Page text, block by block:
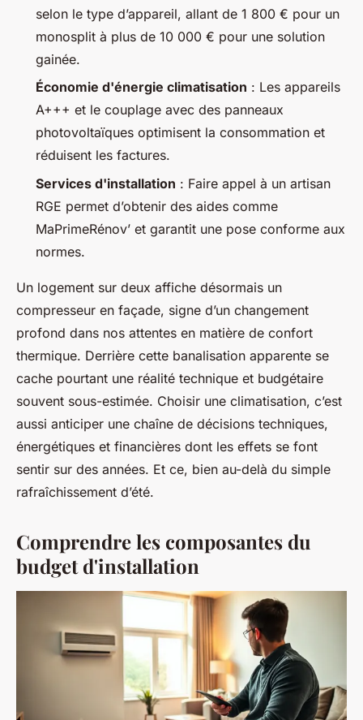
selon le type d’appareil, allant de 1 800 € pour un
monosplit à plus de 10 000 € pour une solution
gainée.
Économie d'énergie climatisation : Les appareils
A+++ et le couplage avec des panneaux
photovoltaïques optimisent la consommation et
réduisent les factures.
Services d'installation : Faire appel à un artisan
RGE permet d’obtenir des aides comme
MaPrimeRénov’ et garantit une pose conforme aux
normes.
Un logement sur deux affiche désormais un
compresseur en façade, signe d’un changement
profond dans nos attentes en matière de confort
thermique. Derrière cette banalisation apparente se
cache pourtant une réalité technique et budgétaire
souvent sous-estimée. Choisir une climatisation, c’est
aussi anticiper une chaîne de décisions techniques,
énergétiques et financières dont les effets se font
sentir sur des années. Et ce, bien au-delà du simple
rafraîchissement d’été.
Comprendre les composantes du
budget d'installation